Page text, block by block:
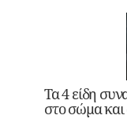
Τα 4 είδη
στο σώμα και